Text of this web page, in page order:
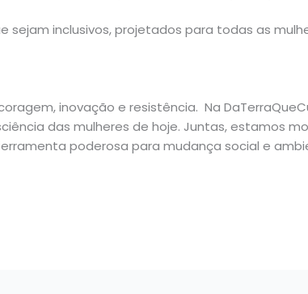
inclusivos, projetados para todas as
inovação e resistência. Na
das mulheres de hoje. Juntas, estamos
poderosa para mudança social e